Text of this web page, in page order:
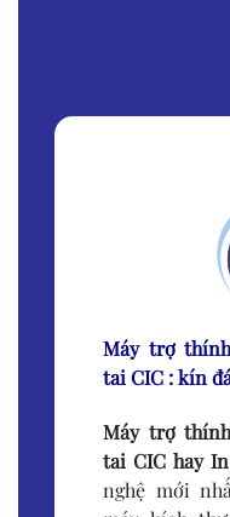
Các giải pháp trợ
Máy trợ
tai CIC : kín
Máy trợ
tai CIC hay
nghệ mới